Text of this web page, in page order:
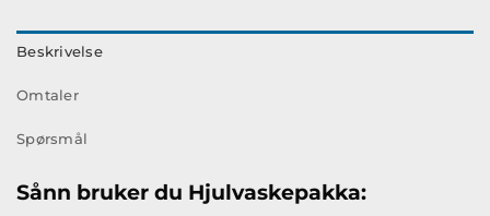
Beskrivelse
Omtaler
Spørsmål
Sånn bruker du Hjulvaskepakka: